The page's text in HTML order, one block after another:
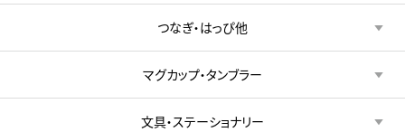
つなぎ・はっぴ他
マグカップ・タンブラー
文具・ステーショナリー